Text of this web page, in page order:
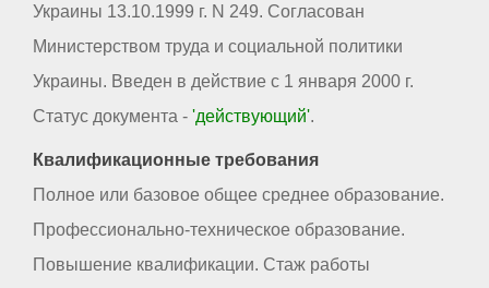
Украины 13.10.1999 г. N 249. Согласован
Министерством труда и социальной политики
Украины. Введен в действие с 1 января 2000 г.
Статус документа - 'действующий'.
Квалификационные требования
Полное или базовое общее среднее образование.
Профессионально-техническое образование.
Повышение квалификации. Стаж работы